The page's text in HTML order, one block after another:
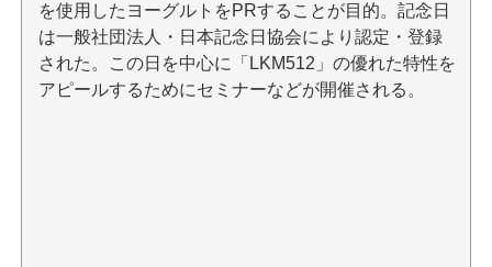
を使用したヨーグルトをPRすることが目的。記念日
は一般社団法人・日本記念日協会により認定・登録
された。この日を中心に「LKM512」の優れた特性を
アピールするためにセミナーなどが開催される。